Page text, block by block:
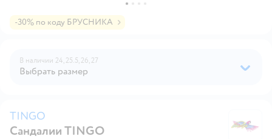
-30% по коду БРУСНИКА
В наличии 24, 25.5, 26, 27
Выбрать размер
TINGO
Сандалии TINGO